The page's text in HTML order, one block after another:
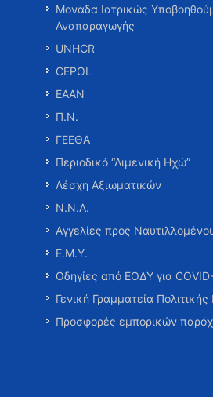
Μονάδα Ιατρικώς
Αναπαραγωγής
UNHCR
CEPOL
ΕΑΑΝ
Π.Ν.
ΓΕΕΘΑ
Περιοδικό “Λιμενική Ηχώ”
Λέσχη Αξιωματικών
Ν.Ν.Α.
Αγγελίες προς
Ε.Μ.Υ.
Οδηγίες από ΕΟΔΥ για
Γενική Γραμματεία
Προσφορές εμπορικών